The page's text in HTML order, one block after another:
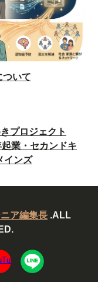
ついて
プロジェクト
起業・セカンドキ
インズ
ア編集長 .ALL